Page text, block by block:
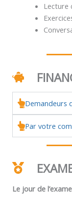
Lecture
Demandeurs
Par votre
Le jour de